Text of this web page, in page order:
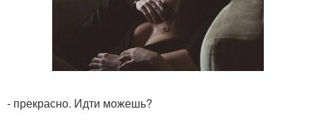
- прекрасно. Идти можешь?